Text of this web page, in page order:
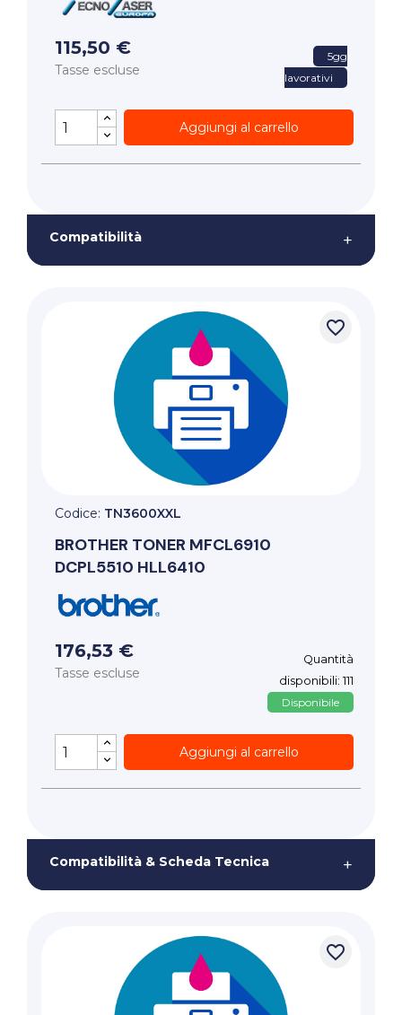
115,50 €
Tasse escluse
5gg
lavorativi
Aggiungi al carrello
Compatibilità +
favorite_border
Codice: TN3600XXL
BROTHER TONER MFCL6910
DCPL5510 HLL6410
176,53 €
Tasse escluse
Quantità
disponibili: 111
Disponibile
Aggiungi al carrello
Compatibilità & Scheda Tecnica +
favorite_border